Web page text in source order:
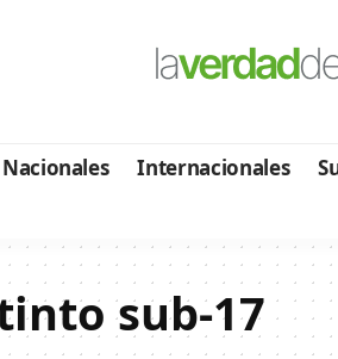
Nacionales Internacionales
sub-17